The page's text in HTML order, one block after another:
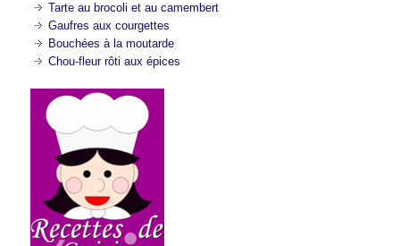
Tarte au brocoli et au camembert
Gaufres aux courgettes
Bouchées à la moutarde
Chou-fleur rôti aux épices